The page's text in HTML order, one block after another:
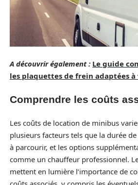
A découvrir également : Le guide
les plaquettes de frein adaptées
Comprendre les coûts
Les coûts de location de minibus
plusieurs facteurs tels que la durée
à parcourir, et les options
comme un chauffeur professionnel.
mettent en lumière l’importance de